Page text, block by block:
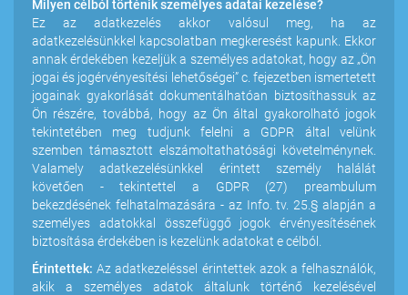
Milyen célból történik személyes adatai kezelése?
Ez az adatkezelés akkor valósul meg, ha az
adatkezelésünkkel kapcsolatban megkeresést kapunk. Ekkor
annak érdekében kezeljük a személyes adatokat, hogy az „Ön
jogai és jogérvényesítési lehetőségei” c. fejezetben ismertetett
jogainak gyakorlását dokumentálhatóan biztosíthassuk az
Ön részére, továbbá, hogy az Ön által gyakorolható jogok
tekintetében meg tudjunk felelni a GDPR által velünk
szemben támasztott elszámoltathatósági követelménynek.
Valamely adatkezelésünkkel érintett személy halálát
követően - tekintettel a GDPR (27) preambulum
bekezdésének felhatalmazására - az Info. tv. 25.§ alapján a
személyes adatokkal összefüggő jogok érvényesítésének
biztosítása érdekében is kezelünk adatokat e célból.
Érintettek: Az adatkezeléssel érintettek azok a felhasználók,
akik a személyes adatok általunk történő kezelésével